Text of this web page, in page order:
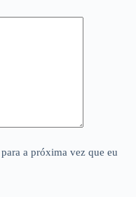
a próxima vez que eu